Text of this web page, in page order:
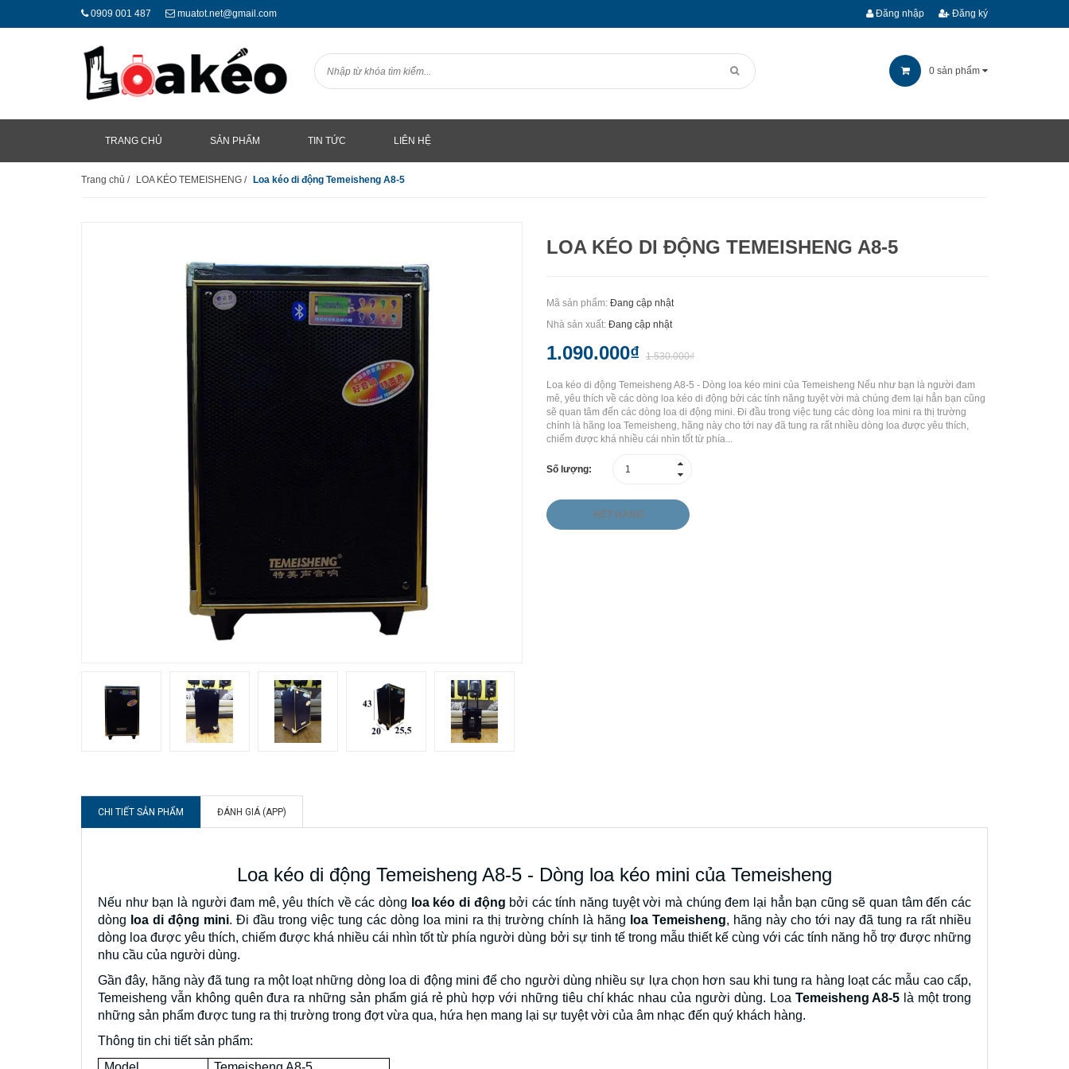
0909 001 487 muatot.net@gmail.com Đăng nhập Đăng ký
0 sản phẩm
TRANG CHỦ SẢN PHẨM TIN TỨC LIÊN HỆ
Trang chủ / LOA KÉO TEMEISHENG / Loa kéo di động Temeisheng A8-5
LOA KÉO DI ĐỘNG TEMEISHENG A8-5
Mã sản phẩm: Đang cập nhật
Nhà sản xuất: Đang cập nhật
1.090.000₫ 1.530.000₫
Loa kéo di động Temeisheng A8-5 - Dòng loa kéo mini của Temeisheng Nếu như bạn là người đam
mê, yêu thích về các dòng loa kéo di động bởi các tính năng tuyệt vời mà chúng đem lại hẳn bạn cũng
sẽ quan tâm đến các dòng loa di động mini. Đi đầu trong việc tung các dòng loa mini ra thị trường
chính là hãng loa Temeisheng, hãng này cho tới nay đã tung ra rất nhiều dòng loa được yêu thích,
chiếm được khá nhiều cái nhìn tốt từ phía...
Số lượng:
HẾT HÀNG
CHI TIẾT SẢN PHẨM ĐÁNH GIÁ (APP)
Loa kéo di động Temeisheng A8-5 - Dòng loa kéo mini của Temeisheng
Nếu như bạn là người đam mê, yêu thích về các dòng loa kéo di động bởi các tính năng tuyệt vời mà chúng đem lại hẳn bạn cũng sẽ quan tâm đến các
dòng loa di động mini. Đi đầu trong việc tung các dòng loa mini ra thị trường chính là hãng loa Temeisheng, hãng này cho tới nay đã tung ra rất nhiều
dòng loa được yêu thích, chiếm được khá nhiều cái nhìn tốt từ phía người dùng bởi sự tinh tế trong mẫu thiết kế cùng với các tính năng hỗ trợ được những
nhu cầu của người dùng.
Gần đây, hãng này đã tung ra một loạt những dòng loa di động mini để cho người dùng nhiều sự lựa chọn hơn sau khi tung ra hàng loạt các mẫu cao cấp,
Temeisheng vẫn không quên đưa ra những sản phẩm giá rẻ phù hợp với những tiêu chí khác nhau của người dùng. Loa Temeisheng A8-5 là một trong
những sản phẩm được tung ra thị trường trong đợt vừa qua, hứa hẹn mang lại sự tuyệt vời của âm nhạc đến quý khách hàng.
Thông tin chi tiết sản phẩm: